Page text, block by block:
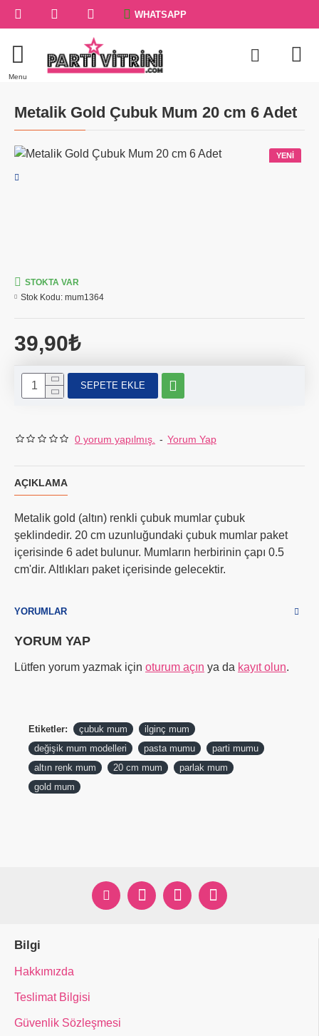
WHATSAPP
Metalik Gold Çubuk Mum 20 cm 6 Adet
YENI
0 yorum yapılmış. - Yorum Yap
39,90₺
STOKTA VAR
Stok Kodu: mum1364
SEPETE EKLE
AÇIKLAMA
Metalik gold (altın) renkli çubuk mumlar çubuk
şeklindedir. 20 cm uzunluğundaki çubuk mumlar paket
içerisinde 6 adet bulunur. Mumların herbirinin çapı 0.5
cm'dir. Altlıkları paket içerisinde gelecektir.
YORUMLAR
YORUM YAP
Lütfen yorum yazmak için oturum açın ya da kayıt olun.
Etiketler: çubuk mum
ilginç mum
değişik mum modelleri
pasta mumu
parti mumu
altın renk mum
20 cm mum
parlak mum
gold mum
Bilgi
Hakkımızda
Teslimat Bilgisi
Güvenlik Sözleşmesi